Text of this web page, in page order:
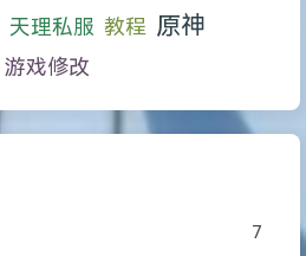
天理私服 教程 原神
游戏修改
7